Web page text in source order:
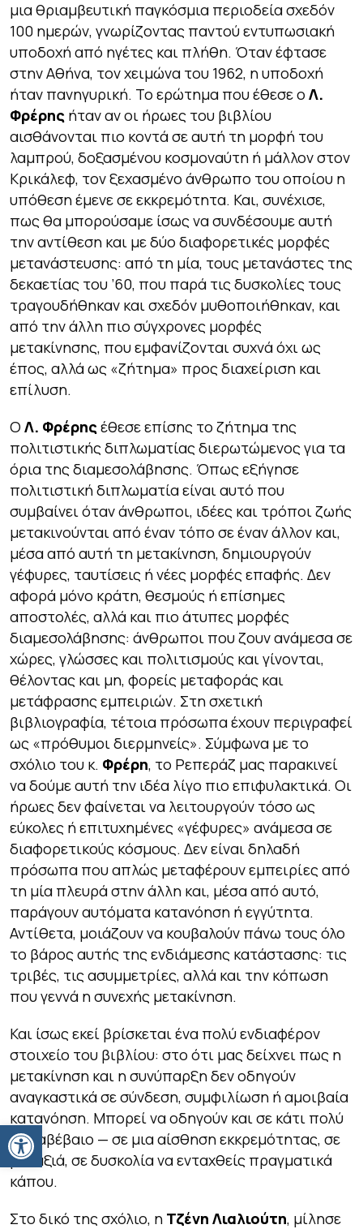
Ανοίξτε τη γραμμή εργαλείων
μια θριαμβευτική παγκόσμια περιοδεία σχεδόν
100 ημερών, γνωρίζοντας παντού εντυπωσιακή
υποδοχή από ηγέτες και πλήθη. Όταν έφτασε
στην Αθήνα, τον χειμώνα του 1962, η υποδοχή
ήταν πανηγυρική. Το ερώτημα που έθεσε ο Λ.
Φρέρης ήταν αν οι ήρωες του βιβλίου
αισθάνονται πιο κοντά σε αυτή τη μορφή του
λαμπρού, δοξασμένου κοσμοναύτη ή μάλλον στον
Κρικάλεφ, τον ξεχασμένο άνθρωπο του οποίου η
υπόθεση έμενε σε εκκρεμότητα. Και, συνέχισε,
πως θα μπορούσαμε ίσως να συνδέσουμε αυτή
την αντίθεση και με δύο διαφορετικές μορφές
μετανάστευσης: από τη μία, τους μετανάστες της
δεκαετίας του ’60, που παρά τις δυσκολίες τους
τραγουδήθηκαν και σχεδόν μυθοποιήθηκαν, και
από την άλλη πιο σύγχρονες μορφές
μετακίνησης, που εμφανίζονται συχνά όχι ως
έπος, αλλά ως «ζήτημα» προς διαχείριση και
επίλυση.
Ο Λ. Φρέρης έθεσε επίσης το ζήτημα της
πολιτιστικής διπλωματίας διερωτώμενος για τα
όρια της διαμεσολάβησης. Όπως εξήγησε
πολιτιστική διπλωματία είναι αυτό που
συμβαίνει όταν άνθρωποι, ιδέες και τρόποι ζωής
μετακινούνται από έναν τόπο σε έναν άλλον και,
μέσα από αυτή τη μετακίνηση, δημιουργούν
γέφυρες, ταυτίσεις ή νέες μορφές επαφής. Δεν
αφορά μόνο κράτη, θεσμούς ή επίσημες
αποστολές, αλλά και πιο άτυπες μορφές
διαμεσολάβησης: άνθρωποι που ζουν ανάμεσα σε
χώρες, γλώσσες και πολιτισμούς και γίνονται,
θέλοντας και μη, φορείς μεταφοράς και
μετάφρασης εμπειριών. Στη σχετική
βιβλιογραφία, τέτοια πρόσωπα έχουν περιγραφεί
ως «πρόθυμοι διερμηνείς». Σύμφωνα με το
σχόλιο του κ. Φρέρη, το Ρεπεράζ μας παρακινεί
να δούμε αυτή την ιδέα λίγο πιο επιφυλακτικά. Οι
ήρωες δεν φαίνεται να λειτουργούν τόσο ως
εύκολες ή επιτυχημένες «γέφυρες» ανάμεσα σε
διαφορετικούς κόσμους. Δεν είναι δηλαδή
πρόσωπα που απλώς μεταφέρουν εμπειρίες από
τη μία πλευρά στην άλλη και, μέσα από αυτό,
παράγουν αυτόματα κατανόηση ή εγγύτητα.
Αντίθετα, μοιάζουν να κουβαλούν πάνω τους όλο
το βάρος αυτής της ενδιάμεσης κατάστασης: τις
τριβές, τις ασυμμετρίες, αλλά και την κόπωση
που γεννά η συνεχής μετακίνηση.
Και ίσως εκεί βρίσκεται ένα πολύ ενδιαφέρον
στοιχείο του βιβλίου: στο ότι μας δείχνει πως η
μετακίνηση και η συνύπαρξη δεν οδηγούν
αναγκαστικά σε σύνδεση, συμφιλίωση ή αμοιβαία
κατανόηση. Μπορεί να οδηγούν και σε κάτι πολύ
πιο αβέβαιο — σε μια αίσθηση εκκρεμότητας, σε
μοναξιά, σε δυσκολία να ενταχθείς πραγματικά
κάπου.
Στο δικό της σχόλιο, η Τζένη Λιαλιούτη, μίλησε